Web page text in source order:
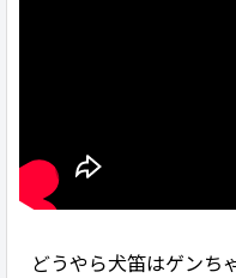
どうやら犬笛はゲンち